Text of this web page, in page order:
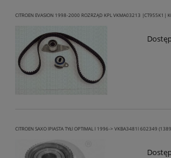
CITROEN EVASION 1998-2000 ROZRZĄD KPL VKMA03213 |CT955K1|
CITROEN SAXO lPIASTA TYŁl OPTIMAL l 1996-> VKBA3481l 602349